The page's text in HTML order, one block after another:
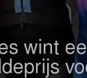
wint